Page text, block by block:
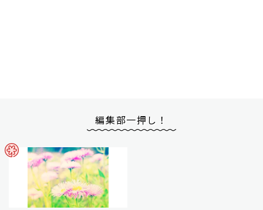
編集部一押し！